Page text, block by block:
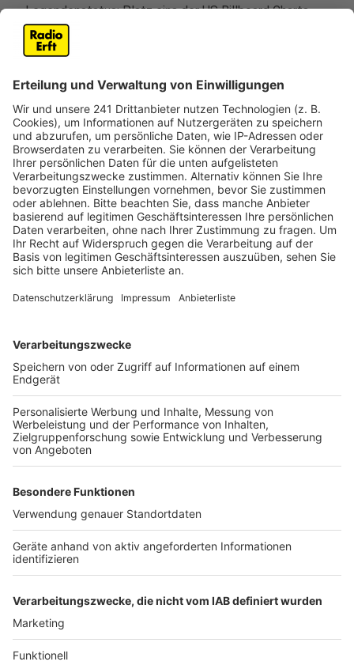
Legendenstatus: Platz eins der US Billboard Charts,
Grammy Award und laut dem Rolling Stone Magazin
einer der "500 Greatest Songs Of All Time". "Donna
Zeiten", schwärmt Kygo. "Ihr Musikkatalog ist
fantastisch und ihr Gesang ist unübertroffen. Es war
einen Ehre, an einem legendären Track wie 'Hot Stuff'
arbeiten zu dürfen. Es war schon immer einer jener
Songs, die mich sofort in gute Laune versetzen, und
ich hoffe, dass diese Version Menschen, die den
legendären Donna Summer feiern möchten, weiterhin
Freude und Glück beschert". Davon wollen wir Kygo
auf gar keinen Fall abhalten.
Anzeige
Wir benötigen Ihre
Zustimmung, um den YouTube
Wir verwenden einen Service eines
Drittanbieters, um Videoinhalte
einzubetten. Dieser Service kann
Daten zu Ihren Aktivitäten
sammeln. Bitte lesen Sie die
Details durch und stimmen Sie der
Nutzung des Service zu, um dieses
Video anzusehen.
Mehr Informationen
Kygo, Donna Summer - Hot Stuff (Official Video)
Anzeige